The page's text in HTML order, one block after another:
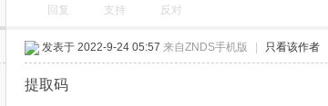
回复 支持 反对
发表于 2022-9-24 05:57 来自ZNDS手机版 只看该作者
提取码